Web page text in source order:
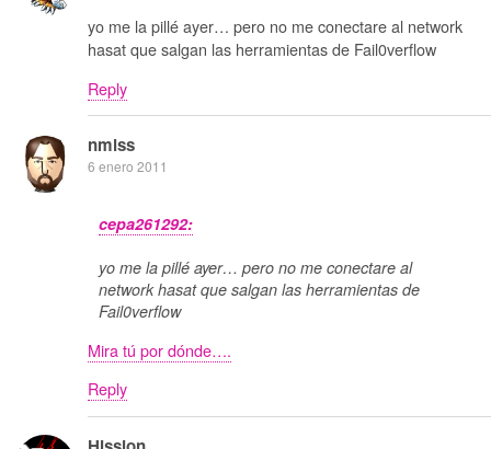
yo me la pillé ayer… pero no me conectare al network
hasat que salgan las herramientas de Fail0verflow
Reply
nmlss
6 enero 2011
cepa261292:
yo me la pillé ayer… pero no me conectare al
network hasat que salgan las herramientas de
Fail0verflow
Mira tú por dónde….
Reply